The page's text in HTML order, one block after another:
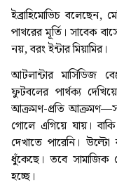
ইব্রাহিমোভিচ
পাথরের মূর্তি। সাবেক
নয়, বরং ইন্টার মিয়ামির।
আটলান্টার মার্সিডিজ
ফুটবলের পার্থক্য
আক্রমণ-প্রতি আক্রমণ—সব
গোলে এগিয়ে যায়।
দেখাতে পারেনি।
ধুঁকেছে। তবে সামাজিক
হচ্ছে।